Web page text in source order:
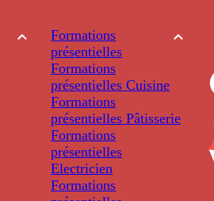
Formations
présentielles
Formations
présentielles Cuisine
Formations
présentielles Pâtisserie
Formations
présentielles
Electricien
Formations